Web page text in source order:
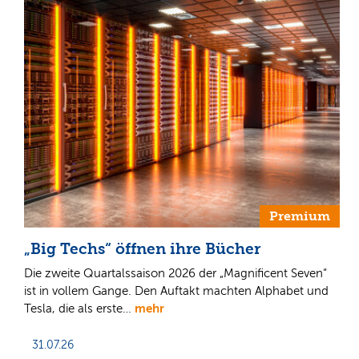
Premium
„Big Techs“ öffnen ihre Bücher
Die zweite Quartalssaison 2026 der „Magnificent Seven“
ist in vollem Gange. Den Auftakt machten Alphabet und
Tesla, die als erste… mehr
31.07.26
Anmelden